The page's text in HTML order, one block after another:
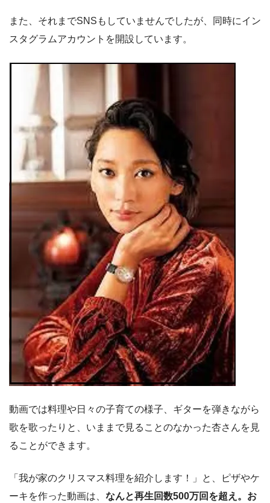
また、それまでSNSもしていませんでしたが、同時にイン
スタグラムアカウントを開設しています。
動画では料理や日々の子育ての様子、ギターを弾きながら
歌を歌ったりと、いままで見ることのなかった杏さんを見
ることができます。
「我が家のクリスマス料理を紹介します！」と、ピザやケ
ーキを作った動画は、 なんと再生回数500万回を超え。お